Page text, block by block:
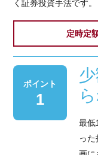
く証券投資手法です。
定時定
ポイント
1
最低
っ